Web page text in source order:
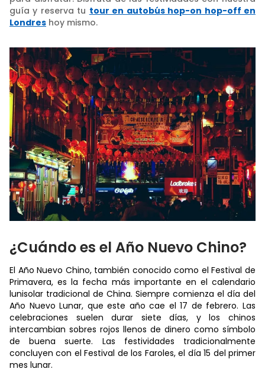
guía y reserva tu tour en autobús hop-on hop-off en
Londres hoy mismo.
¿Cuándo es el Año Nuevo Chino?
El Año Nuevo Chino, también conocido como el Festival de
Primavera, es la fecha más importante en el calendario
lunisolar tradicional de China. Siempre comienza el día del
Año Nuevo Lunar, que este año cae el 17 de febrero. Las
celebraciones suelen durar siete días, y los chinos
intercambian sobres rojos llenos de dinero como símbolo
de buena suerte. Las festividades tradicionalmente
concluyen con el Festival de los Faroles, el día 15 del primer
mes lunar.